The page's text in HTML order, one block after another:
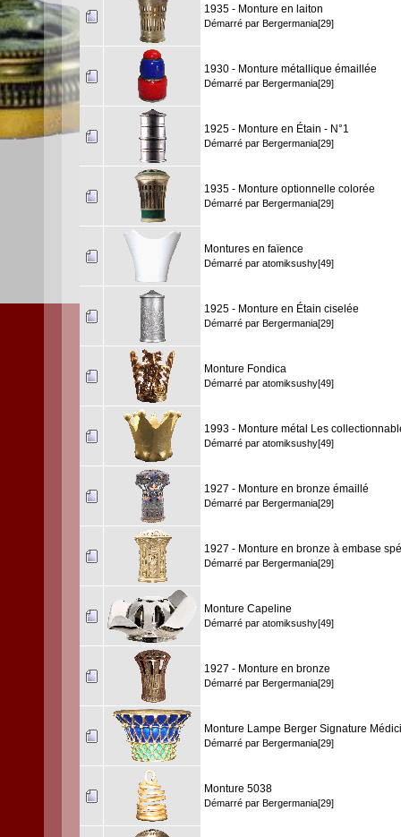
1935 - Monture en laiton
Démarré par Bergermania[29]
1930 - Monture métallique émaillée
Démarré par Bergermania[29]
1925 - Monture en Étain - N°1
Démarré par Bergermania[29]
1935 - Monture optionnelle colorée
Démarré par Bergermania[29]
Montures en faïence
Démarré par atomiksushy[49]
1925 - Monture en Étain ciselée
Démarré par Bergermania[29]
Monture Fondica
Démarré par atomiksushy[49]
1993 - Monture métal Les
Démarré par atomiksushy[49]
1927 - Monture en bronze émaillé
Démarré par Bergermania[29]
1927 - Monture en bronze à embase
Démarré par Bergermania[29]
Monture Capeline
Démarré par atomiksushy[49]
1927 - Monture en bronze
Démarré par Bergermania[29]
Monture Lampe Berger Signature
Démarré par Bergermania[29]
Monture 5038
Démarré par Bergermania[29]